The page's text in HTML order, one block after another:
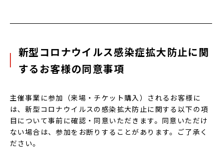
新型コロナウイルス感染症拡大防止に関
するお客様の同意事項
主催事業に参加（来場・チケット購入）されるお客様に
は、新型コロナウイルスの感染拡大防止に関する以下の項
目について事前に確認・同意いただきます。同意いただけ
ない場合は、参加をお断りすることがあります。ご了承く
ださい。